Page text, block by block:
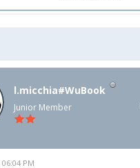
l.micchia#WuBook
Junior Member
PM